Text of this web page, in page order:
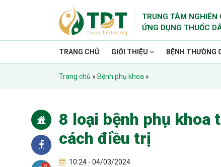
TRUNG TÂM NGHIÊN
ỨNG DỤNG THUỐC
TRANG CHỦ GIỚI THIỆU BỆNH THƯỜNG
Trang chủ » Bệnh phụ khoa »
8 loại bệnh phụ khoa
cách điều trị
10:24 - 04/03/2024
0